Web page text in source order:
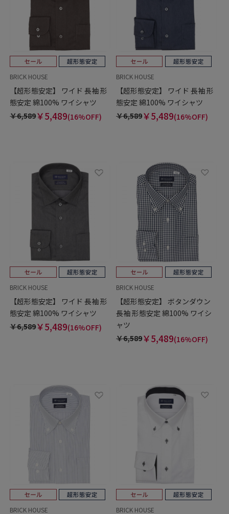
BRICK HOUSE
【超形態安定】 ワイド 長袖 形
態安定 綿100% ワイシャツ
￥6,589￥5,489(16%OFF)
BRICK HOUSE
【超形態安定】 ワイド 長袖 形
態安定 綿100% ワイシャツ
￥6,589￥5,489(16%OFF)
BRICK HOUSE
【超形態安定】 ワイド 長袖 形
態安定 綿100% ワイシャツ
￥6,589￥5,489(16%OFF)
BRICK HOUSE
【超形態安定】 ボタンダウン
長袖 形態安定 綿100% ワイシ
ャツ
￥6,589￥5,489(16%OFF)
BRICK HOUSE BRICK HOUSE